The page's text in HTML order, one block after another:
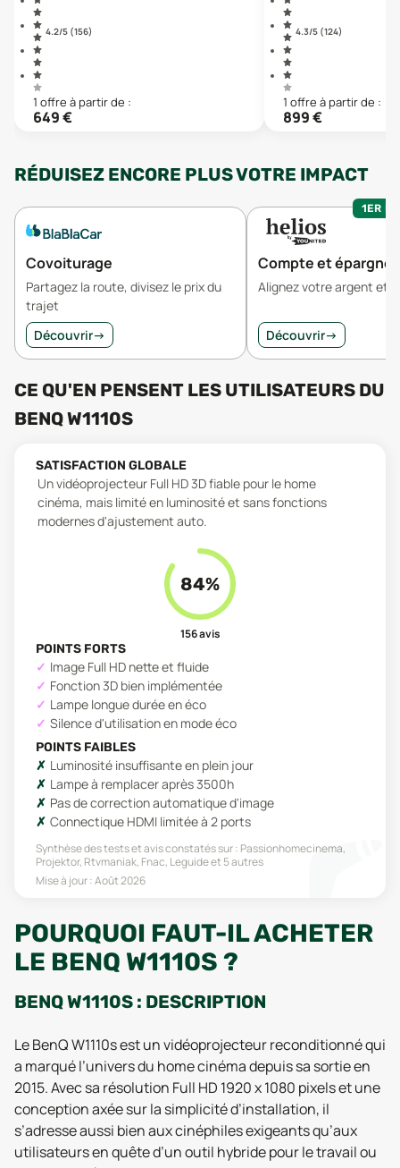
4.2/5 (156)
1 offre à partir de :
649€
4.3/5 (124)
1 offre à partir de :
899€
RÉDUISEZ ENCORE PLUS VOTRE IMPACT
Covoiturage
Partagez la route, divisez le prix du
trajet
Découvrir→
1ER
Compte et épargne
Alignez votre argent et
Découvrir→
CE QU'EN PENSENT LES UTILISATEURS DU
BENQ W1110S
SATISFACTION GLOBALE
Un vidéoprojecteur Full HD 3D fiable pour le home
cinéma, mais limité en luminosité et sans fonctions
modernes d'ajustement auto.
84%
156avis
POINTS FORTS
Image Full HD nette et fluide
Fonction 3D bien implémentée
Lampe longue durée en éco
Silence d'utilisation en mode éco
POINTS FAIBLES
Luminosité insuffisante en plein jour
Lampe à remplacer après 3500h
Pas de correction automatique d'image
Connectique HDMI limitée à 2 ports
Synthèse des tests et avis constatés sur : Passionhomecinema,
Projektor, Rtvmaniak, Fnac, Leguideet 5 autres
Mise à jour :Août 2026
POURQUOI FAUT-IL ACHETER
LE BENQ W1110S ?
BENQ W1110S : DESCRIPTION
Le BenQ W1110s est un vidéoprojecteur reconditionné qui
a marqué l’univers du home cinéma depuis sa sortie en
2015. Avec sa résolution Full HD 1920 x 1080 pixels et une
conception axée sur la simplicité d’installation, il
s’adresse aussi bien aux cinéphiles exigeants qu’aux
utilisateurs en quête d’un outil hybride pour le travail ou